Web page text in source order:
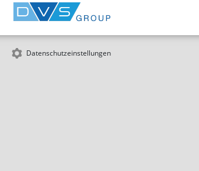
Datenschutzeinstellungen